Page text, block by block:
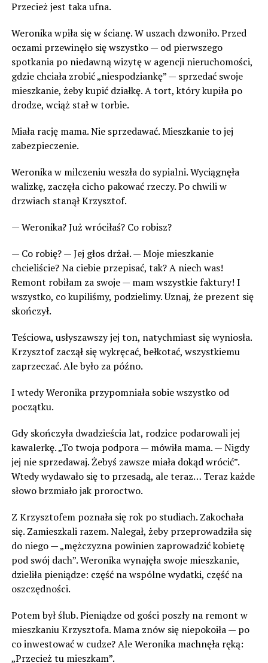
Przecież jest taka ufna.
Weronika wpiła się w ścianę. W uszach dzwoniło. Przed
oczami przewinęło się wszystko — od pierwszego
spotkania po niedawną wizytę w agencji nieruchomości,
gdzie chciała zrobić „niespodziankę” — sprzedać swoje
mieszkanie, żeby kupić działkę. A tort, który kupiła po
drodze, wciąż stał w torbie.
Miała rację mama. Nie sprzedawać. Mieszkanie to jej
zabezpieczenie.
Weronika w milczeniu weszła do sypialni. Wyciągnęła
walizkę, zaczęła cicho pakować rzeczy. Po chwili w
drzwiach stanął Krzysztof.
— Weronika? Już wróciłaś? Co robisz?
— Co robię? — Jej głos drżał. — Moje mieszkanie
chcieliście? Na ciebie przepisać, tak? A niech was!
Remont robiłam za swoje — mam wszystkie faktury! I
wszystko, co kupiliśmy, podzielimy. Uznaj, że prezent się
skończył.
Teściowa, usłyszawszy jej ton, natychmiast się wyniosła.
Krzysztof zaczął się wykręcać, bełkotać, wszystkiemu
zaprzeczać. Ale było za późno.
I wtedy Weronika przypomniała sobie wszystko od
początku.
Gdy skończyła dwadzieścia lat, rodzice podarowali jej
kawalerkę. „To twoja podpora — mówiła mama. — Nigdy
jej nie sprzedawaj. Żebyś zawsze miała dokąd wrócić”.
Wtedy wydawało się to przesadą, ale teraz… Teraz każde
słowo brzmiało jak proroctwo.
Z Krzysztofem poznała się rok po studiach. Zakochała
się. Zamieszkali razem. Nalegał, żeby przeprowadziła się
do niego — „mężczyzna powinien zaprowadzić kobietę
pod swój dach”. Weronika wynajęła swoje mieszkanie,
dzieliła pieniądze: część na wspólne wydatki, część na
oszczędności.
Potem był ślub. Pieniądze od gości poszły na remont w
mieszkaniu Krzysztofa. Mama znów się niepokoiła — po
co inwestować w cudze? Ale Weronika machnęła ręką:
„Przecież tu mieszkam”.